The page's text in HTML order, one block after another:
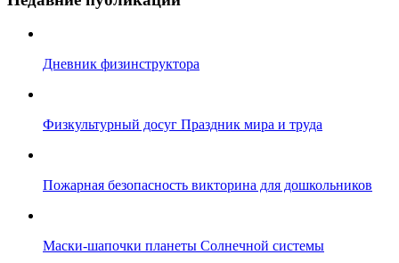
Дневник физинструктора
Физкультурный досуг Праздник мира и труда
Пожарная безопасность викторина для дошкольников
Маски-шапочки планеты Солнечной системы